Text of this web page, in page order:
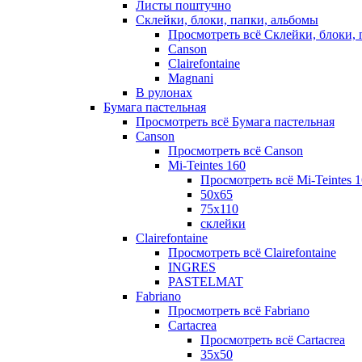
Листы поштучно
Склейки, блоки, папки, альбомы
Просмотреть всё Склейки, блоки,
Canson
Clairefontaine
Magnani
В рулонах
Бумага пастельная
Просмотреть всё Бумага пастельная
Canson
Просмотреть всё Canson
Mi-Teintes 160
Просмотреть всё Mi-Teintes
50х65
75х110
склейки
Clairefontaine
Просмотреть всё Clairefontaine
INGRES
PASTELMAT
Fabriano
Просмотреть всё Fabriano
Cartacrea
Просмотреть всё Cartacrea
35х50